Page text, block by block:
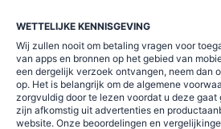
WETTELIJKE KENNISGEVING
Wij zullen nooit om betaling vragen voor
van apps en bronnen op het gebied van
een dergelijk verzoek ontvangen, neem dan
op. Het is belangrijk om de algemene
zorgvuldig door te lezen voordat u deze gaat
zijn afkomstig uit advertenties en
website. Onze beoordelingen en